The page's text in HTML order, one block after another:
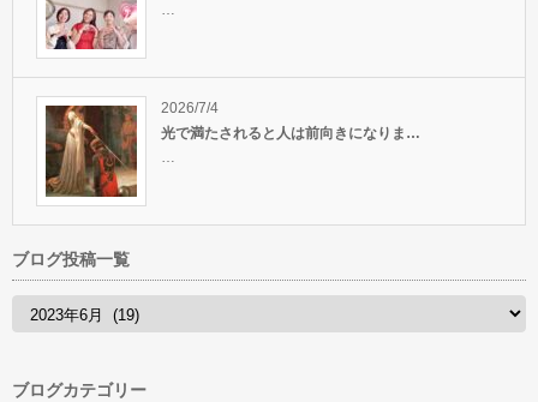
…
2026/7/4
光で満たされると人は前向きになりま…
…
ブログ投稿一覧
ブログカテゴリー